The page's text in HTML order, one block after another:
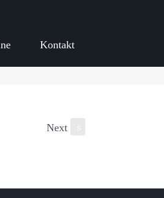
Kontakt
Next